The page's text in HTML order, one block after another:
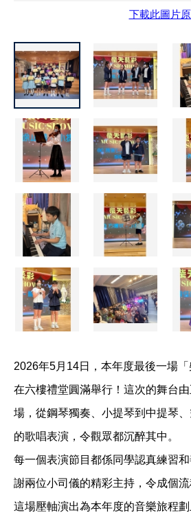
下載此圖片
2026年5月14日，本年度最後一場「
在六樓禮堂圓滿舉行！這次的舞台
場，從鋼琴獨奏、小提琴到中提琴
的歌唱表演，令觀眾都沉醉其中。
每一個表演節目都係同學認真練習
謝兩位小司儀的精彩主持，令成個
這場壓軸演出為本年度的音樂旅程